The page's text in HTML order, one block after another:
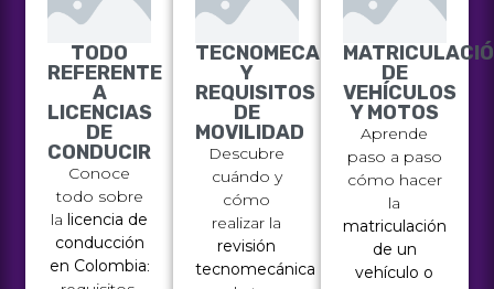
TODO
REFERENTE
A
LICENCIAS
DE
CONDUCIR
Conoce
todo sobre
lalicencia de
conducción
en Colombia:
TECNOMECANICA
Y
REQUISITOS
DE
MOVILIDAD
Descubre
cuándo y
cómo
realizar la
revisión
tecnomecánica
DE
VEHÍCULOS
Y MOTOS
Aprende
paso a paso
cómo hacer
la
matriculación
de un
vehículo o